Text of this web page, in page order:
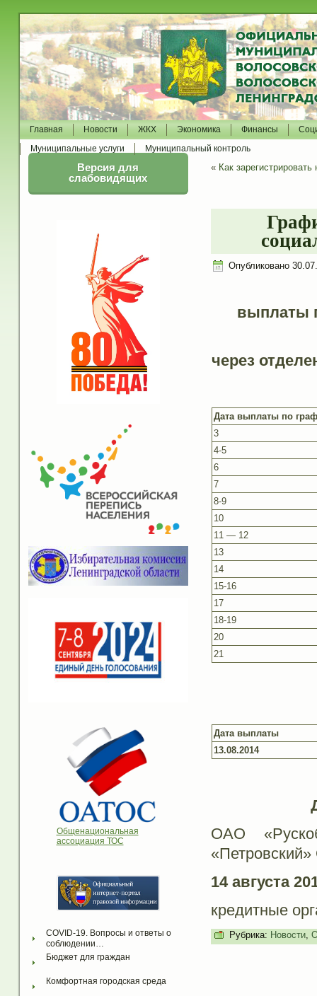
Главная Новости ЖКХ Экономика Финансы
Муниципальные услуги
Муниципальный контроль
Версия для
слабовидящих
Общенациональная
ассоциация ТОС
COVID-19. Вопросы и ответы о
соблюдении…
Бюджет для граждан
Комфортная городская среда
« Как
Опубликовано
выплаты
через
Дата выплаты по
3
4-5
6
7
8-9
10
11 — 12
13
14
15-16
17
18-19
20
21
Дата выплаты
13.08.2014
ОАО
14 августа
кредитные
Рубрика: Новости,